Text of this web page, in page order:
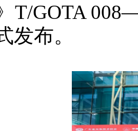
T/GOTA
发布。